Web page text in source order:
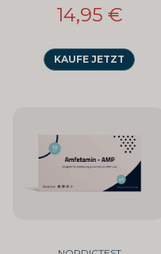
14,95 €
KAUFE JETZT